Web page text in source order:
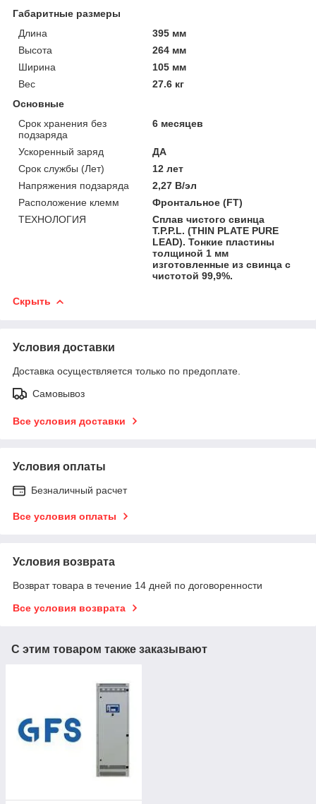
Габаритные размеры
Длина
395 мм
Высота
264 мм
Ширина
105 мм
Вес
27.6 кг
Основные
Срок хранения без
подзаряда
6 месяцев
Ускоренный заряд
ДА
Срок службы (Лет)
12 лет
Напряжения подзаряда
2,27 В/эл
Расположение клемм
Фронтальное (FT)
ТЕХНОЛОГИЯ
Сплав чистого свинца
T.P.P.L. (THIN PLATE PURE
LEAD). Тонкие пластины
толщиной 1 мм
изготовленные из свинца с
чистотой 99,9%.
Скрыть
Условия доставки
Доставка осуществляется только по предоплате.
Самовывоз
Все условия доставки
Условия оплаты
Безналичный расчет
Все условия оплаты
Условия возврата
Возврат товара в течение 14 дней по договоренности
Все условия возврата
С этим товаром также заказывают